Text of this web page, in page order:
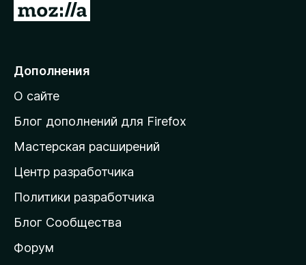
П
е
й
т
и
а
д
о
а
ш
Дополнения
О сайте
Блог дополнений для Firefox
Мастерская расширений
Центр разработчика
Политики разработчика
Блог Сообщества
Форум